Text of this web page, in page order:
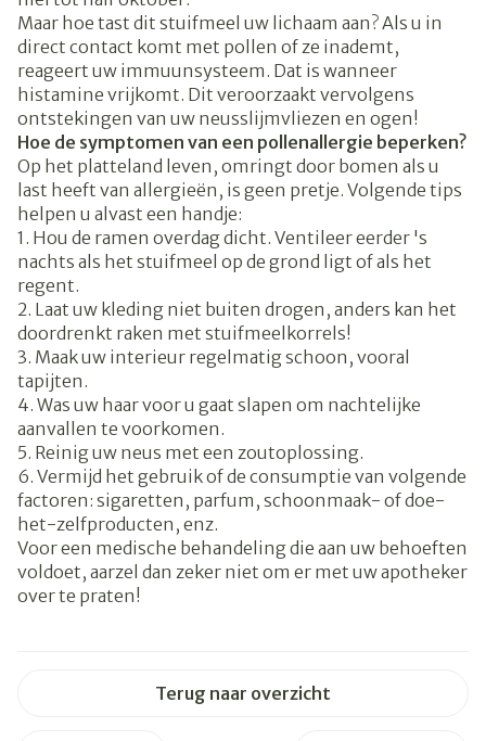
Maar hoe tast dit stuifmeel uw lichaam aan? Als u in
direct contact komt met pollen of ze inademt,
reageert uw immuunsysteem. Dat is wanneer
histamine vrijkomt. Dit veroorzaakt vervolgens
ontstekingen van uw neusslijmvliezen en ogen!
Hoe de symptomen van een pollenallergie beperken?
Op het platteland leven, omringt door bomen als u
last heeft van allergieën, is geen pretje. Volgende tips
helpen u alvast een handje:
1. Hou de ramen overdag dicht. Ventileer eerder 's
nachts als het stuifmeel op de grond ligt of als het
regent.
2. Laat uw kleding niet buiten drogen, anders kan het
doordrenkt raken met stuifmeelkorrels!
3. Maak uw interieur regelmatig schoon, vooral
tapijten.
4. Was uw haar voor u gaat slapen om nachtelijke
aanvallen te voorkomen.
5. Reinig uw neus met een zoutoplossing.
6. Vermijd het gebruik of de consumptie van volgende
factoren: sigaretten, parfum, schoonmaak- of doe-
het-zelfproducten, enz.
Voor een medische behandeling die aan uw behoeften
voldoet, aarzel dan zeker niet om er met uw apotheker
over te praten!
Terug naar overzicht